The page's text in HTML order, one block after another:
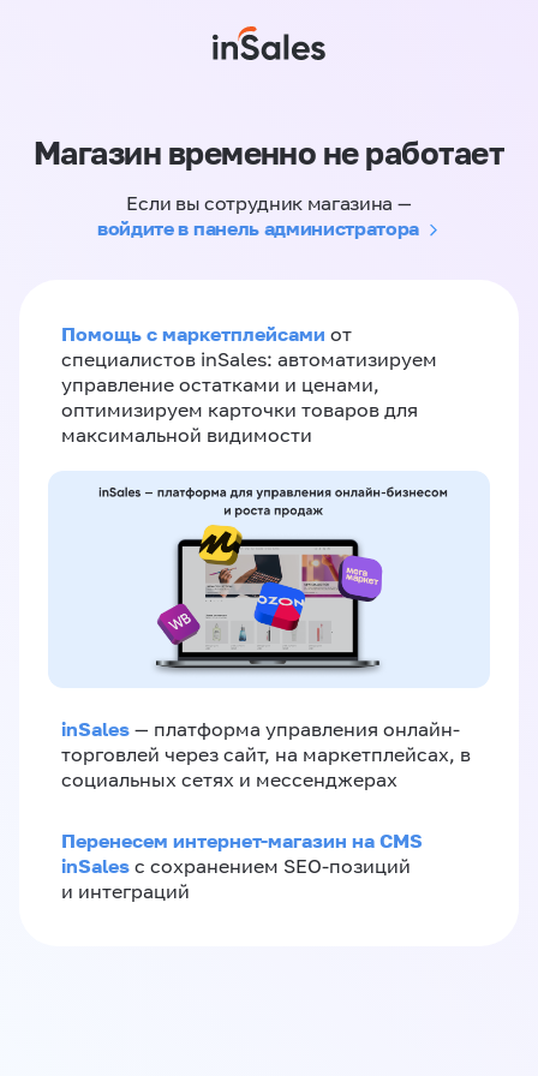
Магазин временно не работает
Если вы сотрудник магазина —
войдите в панель администратора
Помощь с маркетплейсами от
специалистов inSales: автоматизируем
управление остатками и ценами,
оптимизируем карточки товаров для
максимальной видимости
inSales — платформа управления онлайн-
торговлей через сайт, на маркетплейсах, в
социальных сетях и мессенджерах
Перенесем интернет-магазин на CMS
inSales с сохранением SEO-позиций
и интеграций